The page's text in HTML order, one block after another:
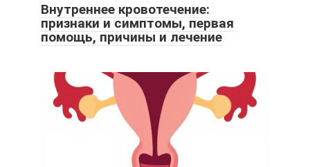
Внутреннее кровотечение:
признаки и симптомы, первая
помощь, причины и лечение